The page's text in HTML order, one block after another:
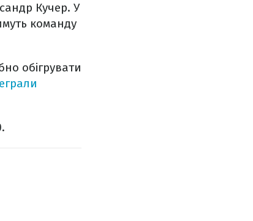
Кучер. У
команду
обігрувати